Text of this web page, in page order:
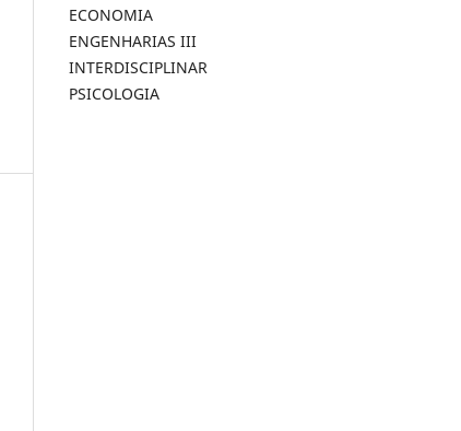
ECONOMIA
ENGENHARIAS III
INTERDISCIPLINAR
PSICOLOGIA